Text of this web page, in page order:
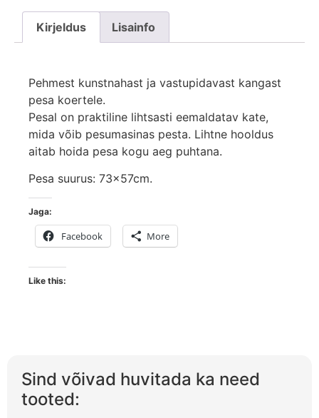
Kirjeldus Lisainfo
Pehmest kunstnahast ja vastupidavast kangast
pesa koertele.
Pesal on praktiline lihtsasti eemaldatav kate,
mida võib pesumasinas pesta. Lihtne hooldus
aitab hoida pesa kogu aeg puhtana.
Pesa suurus: 73x57cm.
Jaga:
Facebook More
Like this:
Sind võivad huvitada ka need
tooted: